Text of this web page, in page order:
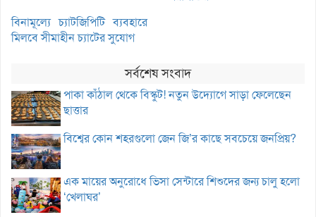
বিনামূল্যে চ্যাটজিপিটি ব্যবহারে
মিলবে সীমাহীন চ্যাটের সুযোগ
সর্বশেষ সংবাদ
পাকা কাঁঠাল থেকে বিস্কুট! নতুন উদ্যোগে সাড়া ফেলেছেন
ছাত্তার
বিশ্বের কোন শহরগুলো জেন জি’র কাছে সবচেয়ে জনপ্রিয়?
এক মায়ের অনুরোধে ভিসা সেন্টারে শিশুদের জন্য চালু হলো
‘খেলাঘর’